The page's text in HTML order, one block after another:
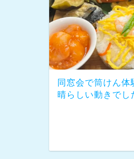
同窓会で筒けん
晴らしい動きでし